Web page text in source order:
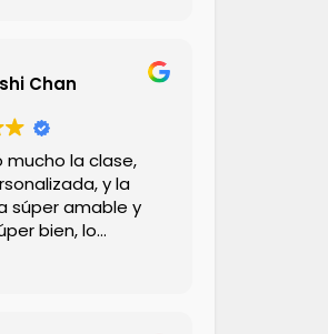
Chan
mucho la clase,
y la
súper amable y
bien, lo
totalmente,